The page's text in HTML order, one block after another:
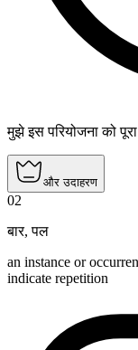
मुझे इस परियोजना को
और उदाहरण
02
बार,पल
an instance or
indicate repetition